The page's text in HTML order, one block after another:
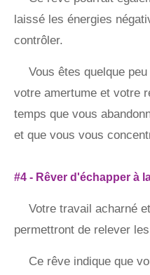
laissé les énergies
contrôler.
Vous êtes quelque
votre amertume et votre
temps que vous
et que vous vous
#4 - Rêver d'échapper à
Votre travail acharné
permettront de relever
Ce rêve indique que